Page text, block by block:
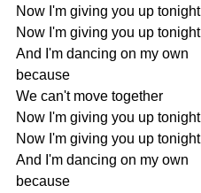
Now I'm giving you up tonight
Now I'm giving you up tonight
And I'm dancing on my own
because
We can't move together
Now I'm giving you up tonight
Now I'm giving you up tonight
And I'm dancing on my own
because